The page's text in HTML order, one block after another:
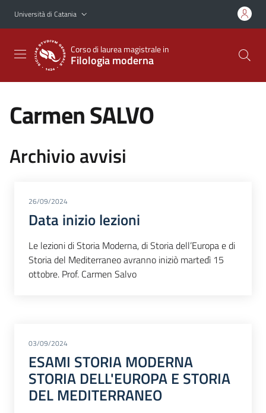
Vai al contenuto principale
Vai al menu di navigazione
Università di Catania
Corso di laurea magistrale in
Filologia moderna
Carmen SALVO
Archivio avvisi
26/09/2024
Data inizio lezioni
Le lezioni di Storia Moderna, di Storia dell’Europa e di
Storia del Mediterraneo avranno iniziò martedì 15
ottobre. Prof. Carmen Salvo
03/09/2024
ESAMI STORIA MODERNA
STORIA DELL'EUROPA E STORIA
DEL MEDITERRANEO